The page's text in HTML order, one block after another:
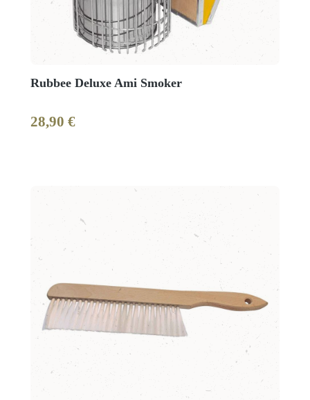
Rubbee Deluxe Ami Smoker
Regulärer Preis:
28,90 €